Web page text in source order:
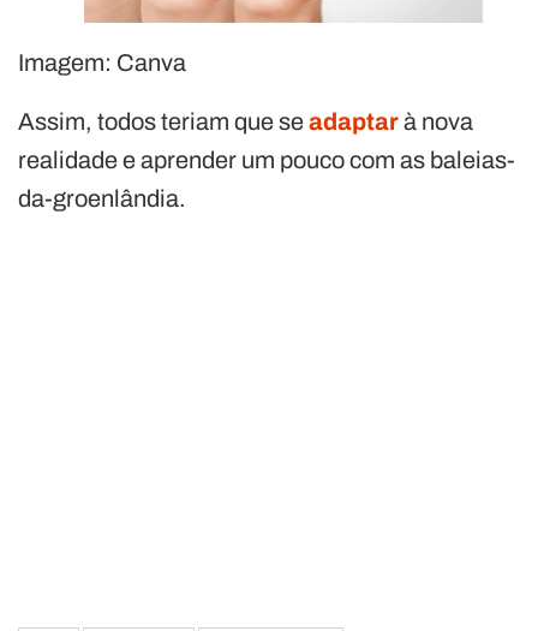
Imagem: Canva
Assim, todos teriam que seadaptarà nova
realidade e aprender um pouco com as baleias-
da-groenlândia.